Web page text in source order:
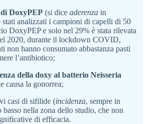
DoxyPEP (si dice aderenza in
stati analizzati i campioni di capelli di 50
DoxyPEP e solo nel 29% è stata rilevata
2020, durante il lockdown COVID,
non hanno consumato abbastanza pasti
l’antibiotico;
della doxy al batterio Neisseria
causa la gonorrea;
casi di sifilide (incidenza, sempre in
basso nella zona dello studio, che non
di efficacia.